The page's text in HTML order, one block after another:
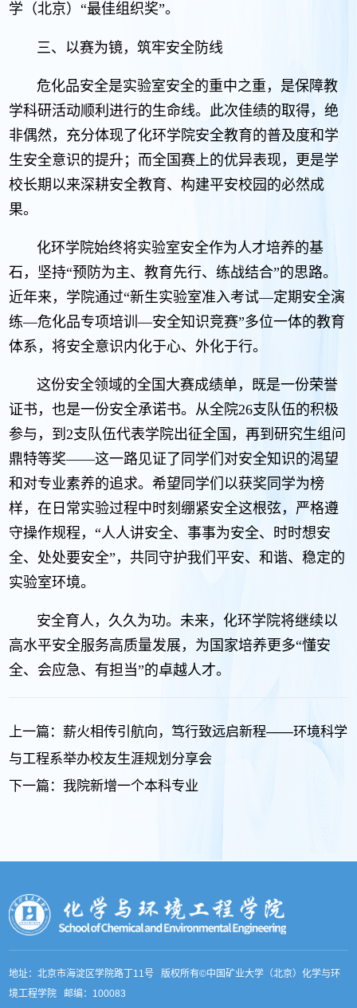
学（北京）“最佳组织奖”。
三、以赛为镜，筑牢安全防线
危化品安全是实验室安全的重中之重，是保障教
学科研活动顺利进行的生命线。此次佳绩的取得，绝
非偶然，充分体现了化环学院安全教育的普及度和学
生安全意识的提升；而全国赛上的优异表现，更是学
校长期以来深耕安全教育、构建平安校园的必然成
果。
化环学院始终将实验室安全作为人才培养的基
石，坚持“预防为主、教育先行、练战结合”的思路。
近年来，学院通过“新生实验室准入考试—定期安全演
练—危化品专项培训—安全知识竞赛”多位一体的教育
体系，将安全意识内化于心、外化于行。
这份安全领域的全国大赛成绩单，既是一份荣誉
证书，也是一份安全承诺书。从全院26支队伍的积极
参与，到2支队伍代表学院出征全国，再到研究生组问
鼎特等奖——这一路见证了同学们对安全知识的渴望
和对专业素养的追求。希望同学们以获奖同学为榜
样，在日常实验过程中时刻绷紧安全这根弦，严格遵
守操作规程，“人人讲安全、事事为安全、时时想安
全、处处要安全”，共同守护我们平安、和谐、稳定的
实验室环境。
安全育人，久久为功。未来，化环学院将继续以
高水平安全服务高质量发展，为国家培养更多“懂安
全、会应急、有担当”的卓越人才。
上一篇：薪火相传引航向，笃行致远启新程——环境科学
与工程系举办校友生涯规划分享会
下一篇：我院新增一个本科专业
地址：北京市海淀区学院路丁11号 版权所有©中国矿业大学（北京）化学与环
境工程学院 邮编：100083